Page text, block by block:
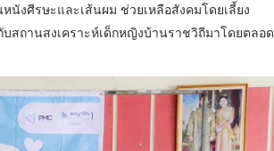
นังศีรษะและเส้นผม ช่วยเหลือสังคมโดยเลี้ยง
สถานสงเคราะห์เด็กหญิงบ้านราชวิถีมาโดยตลอด